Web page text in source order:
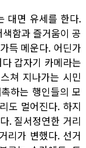
대면 유세를 한다.
함과 즐거움이 공
득 메운다. 어딘가
갑자기 카메라는
쳐 지나가는 시민
하는 행인들의 모
도 멀어진다. 하지
. 질서정연한 거리
리가 변했다. 선거